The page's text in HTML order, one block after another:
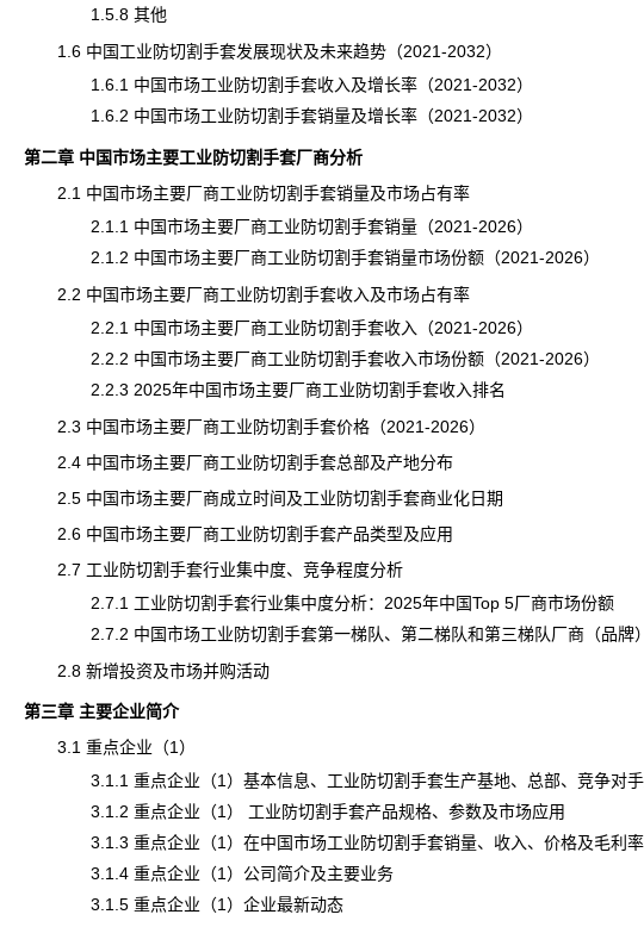
1.5.8 其他
1.6 中国工业防切割手套发展现状及未来趋势（2021-2032）
1.6.1 中国市场工业防切割手套收入及增长率（2021-2032）
1.6.2 中国市场工业防切割手套销量及增长率（2021-2032）
第二章 中国市场主要工业防切割手套厂商分析
2.1 中国市场主要厂商工业防切割手套销量及市场占有率
2.1.1 中国市场主要厂商工业防切割手套销量（2021-2026）
2.1.2 中国市场主要厂商工业防切割手套销量市场份额（2021-2026）
2.2 中国市场主要厂商工业防切割手套收入及市场占有率
2.2.1 中国市场主要厂商工业防切割手套收入（2021-2026）
2.2.2 中国市场主要厂商工业防切割手套收入市场份额（2021-2026）
2.2.3 2025年中国市场主要厂商工业防切割手套收入排名
2.3 中国市场主要厂商工业防切割手套价格（2021-2026）
2.4 中国市场主要厂商工业防切割手套总部及产地分布
2.5 中国市场主要厂商成立时间及工业防切割手套商业化日期
2.6 中国市场主要厂商工业防切割手套产品类型及应用
2.7 工业防切割手套行业集中度、竞争程度分析
2.7.1 工业防切割手套行业集中度分析：2025年中国Top 5厂商市场份额
2.7.2 中国市场工业防切割手套第一梯队、第二梯队和第三梯队厂商（品牌
2.8 新增投资及市场并购活动
第三章 主要企业简介
3.1 重点企业（1）
3.1.1 重点企业（1）基本信息、工业防切割手套生产基地、总部、竞争对手
3.1.2 重点企业（1） 工业防切割手套产品规格、参数及市场应用
3.1.3 重点企业（1）在中国市场工业防切割手套销量、收入、价格及毛利率
3.1.4 重点企业（1）公司简介及主要业务
3.1.5 重点企业（1）企业最新动态